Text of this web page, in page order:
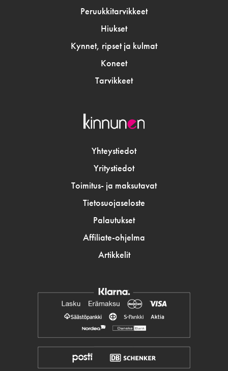
Peruukkitarvikkeet
Hiukset
Kynnet, ripset ja kulmat
Koneet
Tarvikkeet
Yhteystiedot
Yritystiedot
Toimitus- ja maksutavat
Tietosuojaseloste
Palautukset
Affiliate-ohjelma
Artikkelit